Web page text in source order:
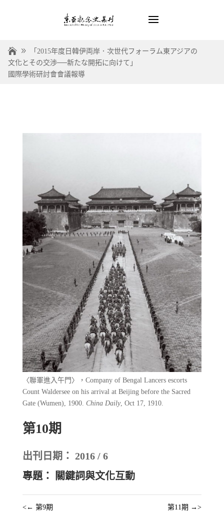
「2015年度日韓伊両岸．次世代フォーラム東アジアの
文化とその交渉──新たな開拓に向けて」
國際學術研討會會議報導
〈聯軍進入午門〉，Company of Bengal Lancers escorts
Count Waldersee on his arrival at Beijing before the Sacred
Gate (Wumen), 1900. China Daily, Oct 17, 1910.
第10期
出刊日期： 2016 / 6
專題： 關鍵詞與文化互動
<← 第9期 第11期 →>